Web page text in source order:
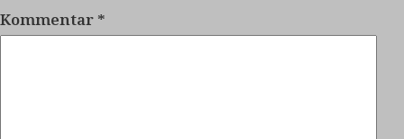
Kommentar *